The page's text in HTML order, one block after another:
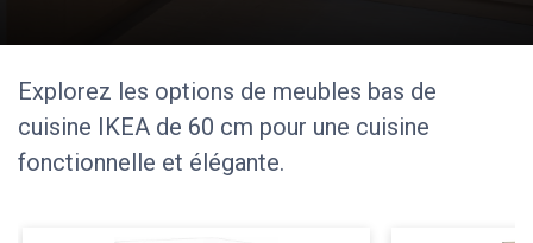
Explorez les options de meubles bas de
cuisine IKEA de 60 cm pour une cuisine
fonctionnelle et élégante.